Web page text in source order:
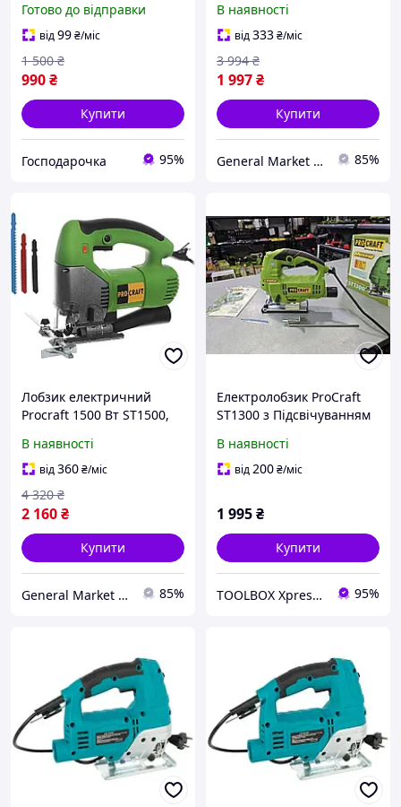
регулюванням обертів та
маятниковим ходом для
розпилювання
Готово до відправки
від99₴/міс
990₴
1 500 ₴
Купити
Господарочка 95%
Прокрафт, Електричний
лобзик
В наявності
від333₴/міс
1 997₴
3 994 ₴
Купити
General Market UA 85%
Лобзик електричний
Procraft 1500 Вт ST1500,
електролобзик для
дерева та металу з
лазером
В наявності
від360₴/міс
2 160₴
4 320 ₴
Купити
General Market UA 85%
Електролобзик ProCraft
ST1300 з Підсвічуванням
Гарантія 36 місяців
В наявності
від200₴/міс
1 995₴
Купити
TOOLBOX Xpress BuyAndWork 95%